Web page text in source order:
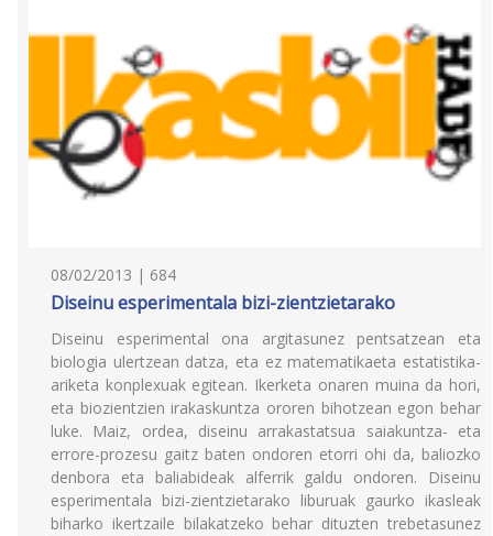
08/02/2013 | 684
Diseinu esperimentala bizi-zientzietarako
Diseinu esperimental ona argitasunez pentsatzean eta
biologia ulertzean datza, eta ez matematikaeta estatistika-
ariketa konplexuak egitean. Ikerketa onaren muina da hori,
eta biozientzien irakaskuntza ororen bihotzean egon behar
luke. Maiz, ordea, diseinu arrakastatsua saiakuntza- eta
errore-prozesu gaitz baten ondoren etorri ohi da, baliozko
denbora eta baliabideak alferrik galdu ondoren. Diseinu
esperimentala bizi-zientzietarako liburuak gaurko ikasleak
biharko ikertzaile bilakatzeko behar dituzten trebetasunez